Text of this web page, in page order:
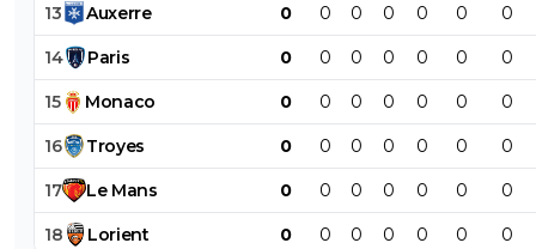
13 Auxerre 0 0 0 0 0 0 0
14 Paris 0 0 0 0 0 0 0
15 Monaco 0 0 0 0 0 0 0
16 Troyes 0 0 0 0 0 0 0
17 Le Mans 0 0 0 0 0 0 0
18 Lorient 0 0 0 0 0 0 0